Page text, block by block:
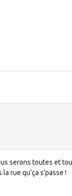
serons toutes et
rue qu’ça s’passe !